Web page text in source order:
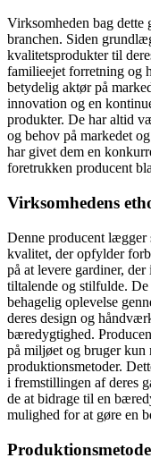
Virksomheden bag
branchen. Siden
kvalitetsprodukter til
familieejet forretning og
betydelig aktør på
innovation og en
produkter. De har altid
og behov på markedet
har givet dem en
foretrukken producent
Virksomhedens
Denne producent lægger
kvalitet, der opfylder
på at levere gardiner,
tiltalende og stilfulde.
behagelig oplevelse
deres design og
bæredygtighed.
på miljøet og bruger
produktionsmetoder.
i fremstillingen af ​​deres
de at bidrage til en
mulighed for at gøre en